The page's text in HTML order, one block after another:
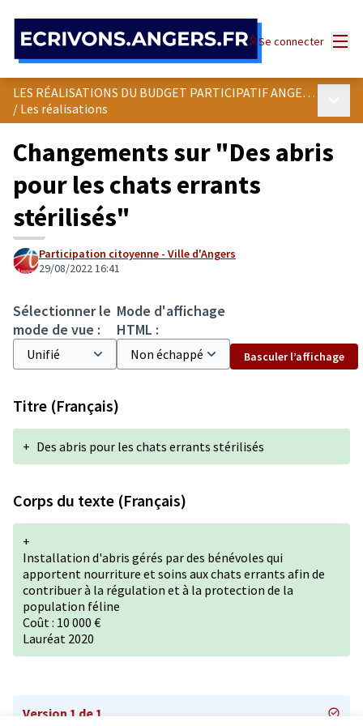
Se connecter
LES RÉALISATIONS DU BUDGET PARTICIPATIF ANGEVIN
/ Les réalisations
Changements sur "Des abris
pour les chats errants
stérilisés"
Participation citoyenne - Ville d'Angers
29/08/2022 16:41
Sélectionner le
mode de vue :
Mode d'affichage
HTML :
Basculer l’affichage
Titre (Français)
+ Des abris pour les chats errants stérilisés
Corps du texte (Français)
+
Installation d'abris gérés par des bénévoles qui
apportent nourriture et soins aux chats errants afin de
contribuer à la régulation et à la protection de la
population féline
Coût : 10 000 €
Lauréat 2020
Version 1 de 1